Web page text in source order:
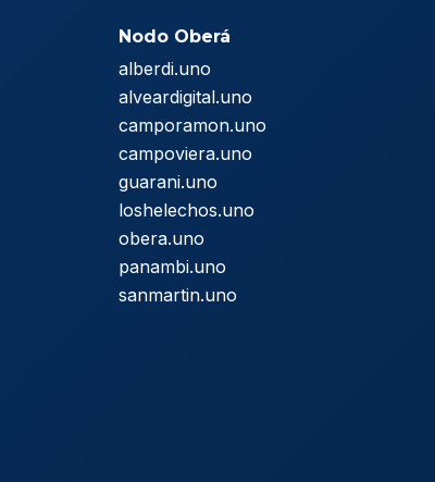
Nodo Oberá
alberdi.uno
alveardigital.uno
camporamon.uno
campoviera.uno
guarani.uno
loshelechos.uno
obera.uno
panambi.uno
sanmartin.uno